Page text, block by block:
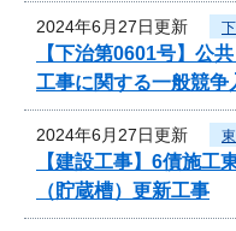
2024年6月27日更新
【下治第0601号】
工事に関する一般競争
2024年6月27日更新
【建設工事】6債施工
（貯蔵槽）更新工事